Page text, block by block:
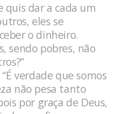
quis dar a cada um
eles se
o dinheiro.
sendo pobres, não
verdade que somos
não pesa tanto
por graça de Deus,